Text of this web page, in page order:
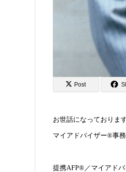
Post
お世話になっております
マイアドバイザー®事
提携AFP®／マイアド